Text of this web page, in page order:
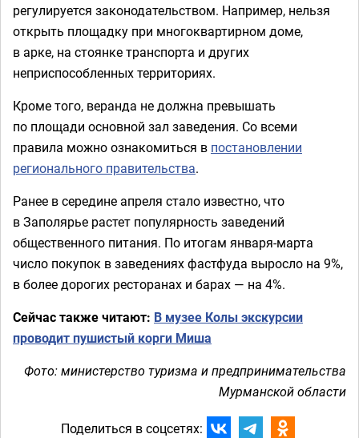
регулируется законодательством. Например, нельзя
открыть площадку при многоквартирном доме,
в арке, на стоянке транспорта и других
неприспособленных территориях.
Кроме того, веранда не должна превышать
по площади основной зал заведения. Со всеми
правила можно ознакомиться в постановлении
регионального правительства.
Ранее в середине апреля стало известно, что
в Заполярье растет популярность заведений
общественного питания. По итогам января-марта
число покупок в заведениях фастфуда выросло на 9%,
в более дорогих ресторанах и барах — на 4%.
Сейчас также читают: В музее Колы экскурсии
проводит пушистый корги Миша
Фото: министерство туризма и предпринимательства
Мурманской области
Поделиться в соцсетях: